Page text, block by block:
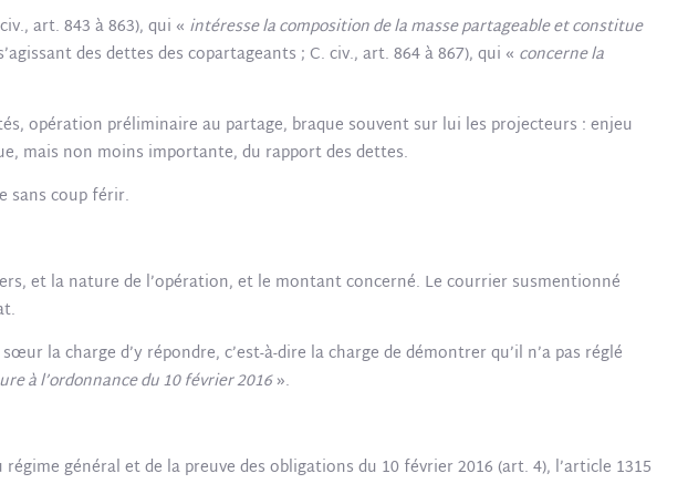
art. 843 à 863), qui « intéresse la composition de la masse partageable et constitue
des dettes des copartageants ; C. civ., art. 864 à 867), qui « concerne la
opération préliminaire au partage, braque souvent sur lui les projecteurs : enjeu
mais non moins importante, du rapport des dettes.
sans coup férir.
et la nature de l’opération, et le montant concerné. Le courrier susmentionné
la charge d’y répondre, c’est-à-dire la charge de démontrer qu’il n’a pas réglé
à l’ordonnance du 10 février 2016».
général et de la preuve des obligations du 10 février 2016 (art. 4), l’article 1315